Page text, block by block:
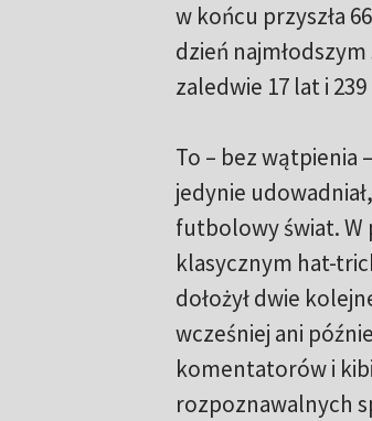
w końcu przyszła
dzień
zaledwie 17 lat i
To – bez wątpienia
jedynie
futbolowy świat. W
klasycznym hat-
dołożył dwie
wcześniej ani
komentatorów i
rozpoznawalnych